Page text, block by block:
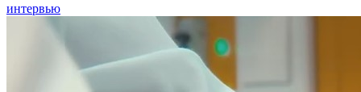
интервью